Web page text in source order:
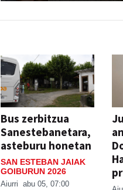
Bus zerbitzua
Sanestebanetara,
asteburu honetan
SAN ESTEBAN JAIAK
GOIBURUN 2026
Aiurri abu 05, 07:00